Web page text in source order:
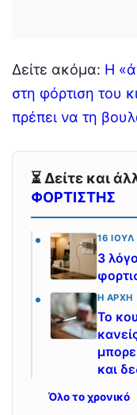
Δείτε ακόμα: Η
στη φόρτιση του
πρέπει να τη
⏳ Δείτε και
ΦΟΡΤΙΣΤΗΣ
16 ΙΟΎΛ
3
Η ΑΡΧΉ
Το
και
Όλο το χρονικό